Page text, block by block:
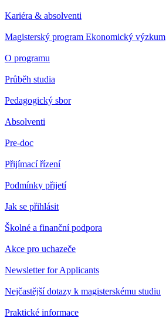
Kariéra & absolventi
Magisterský program Ekonomický výzkum
O programu
Průběh studia
Pedagogický sbor
Absolventi
Pre-doc
Přijímací řízení
Podmínky přijetí
Jak se přihlásit
Školné a finanční podpora
Akce pro uchazeče
Newsletter for Applicants
Nejčastější dotazy k magisterskému studiu
Praktické informace